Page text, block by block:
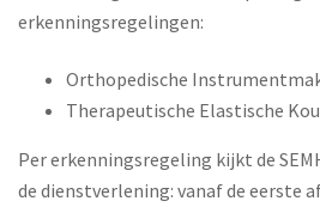
erkenningsregelingen:
Orthopedische
Therapeutische Elastische
Per erkenningsregeling kijkt de
de dienstverlening: vanaf de eerste